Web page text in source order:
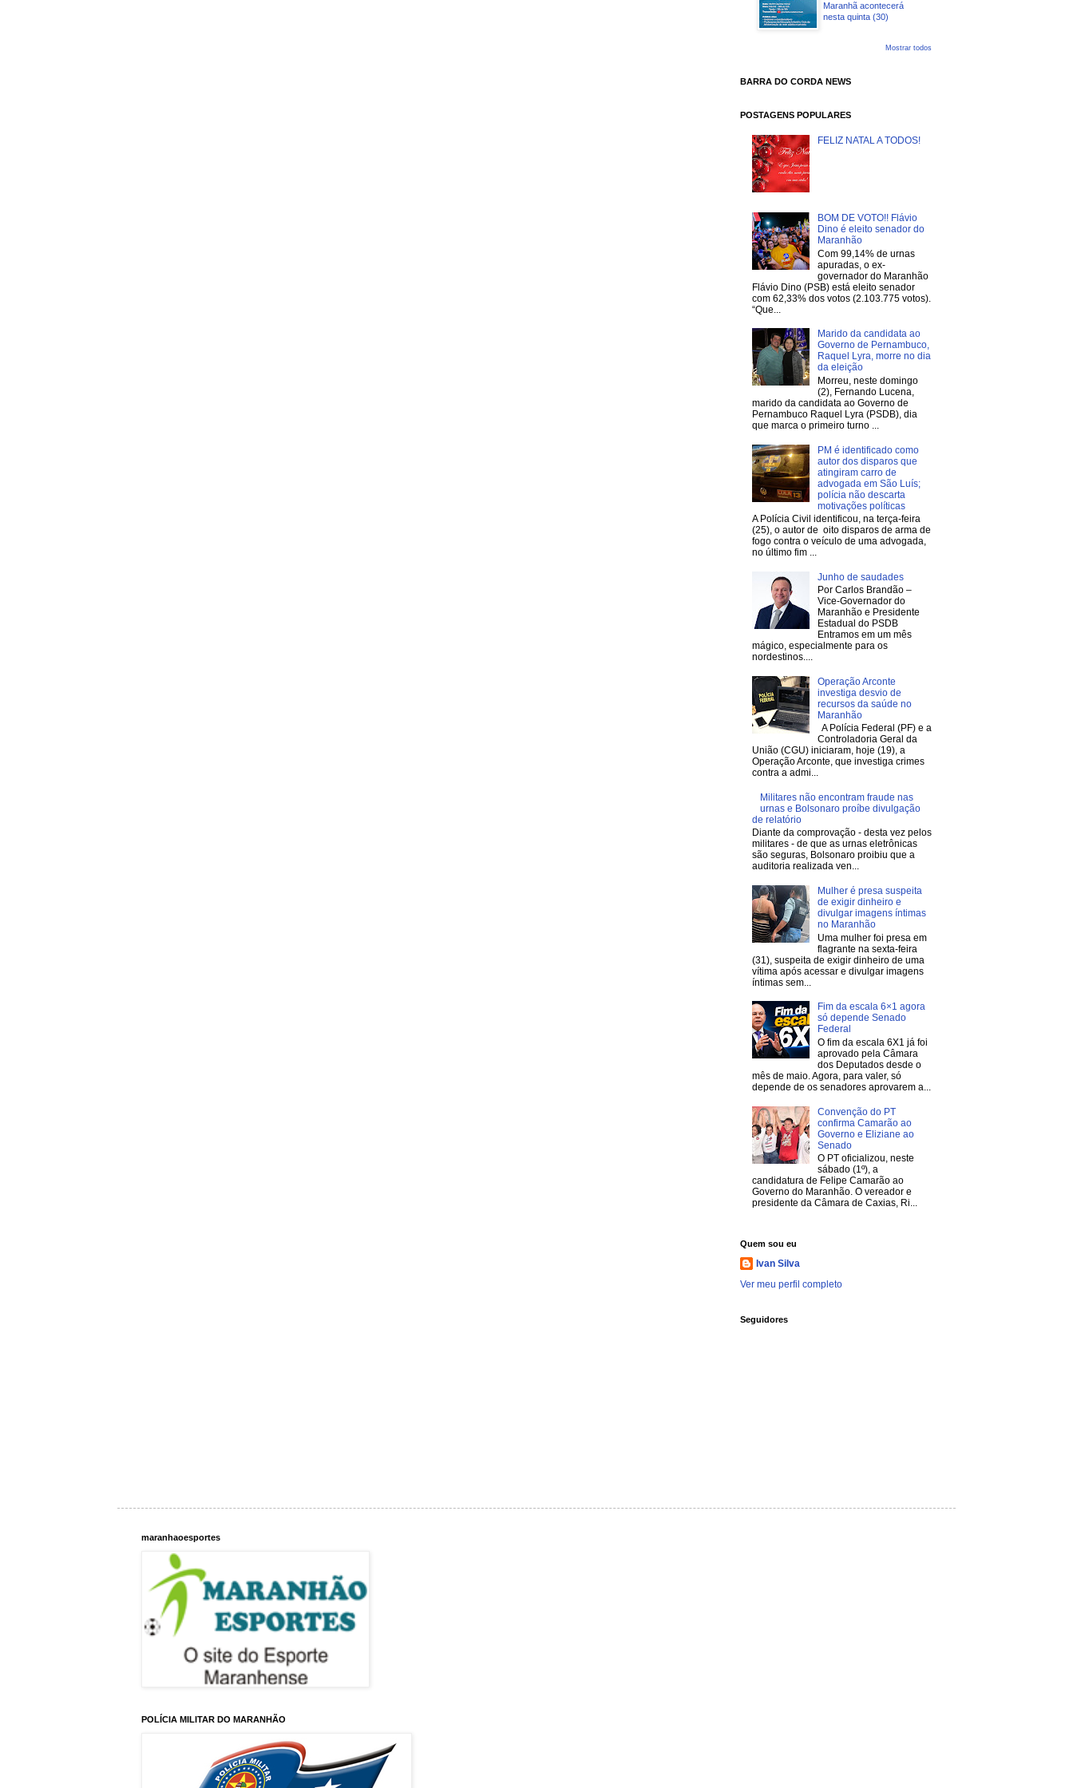
Maranhã acontecerá
nesta quinta (30)
Mostrar todos
BARRA DO CORDA NEWS
POSTAGENS POPULARES
FELIZ NATAL A TODOS!
BOM DE VOTO!! Flávio
Dino é eleito senador do
Maranhão
Com 99,14% de urnas
apuradas, o ex-
governador do Maranhão
Flávio Dino (PSB) está eleito senador
com 62,33% dos votos (2.103.775 votos).
“Que...
Marido da candidata ao
Governo de Pernambuco,
Raquel Lyra, morre no dia
da eleição
Morreu, neste domingo
(2), Fernando Lucena,
marido da candidata ao Governo de
Pernambuco Raquel Lyra (PSDB), dia
que marca o primeiro turno ...
PM é identificado como
autor dos disparos que
atingiram carro de
advogada em São Luís;
polícia não descarta
motivações políticas
A Polícia Civil identificou, na terça-feira
(25), o autor de oito disparos de arma de
fogo contra o veículo de uma advogada,
no último fim ...
Junho de saudades
Por Carlos Brandão –
Vice-Governador do
Maranhão e Presidente
Estadual do PSDB
Entramos em um mês
mágico, especialmente para os
nordestinos....
Operação Arconte
investiga desvio de
recursos da saúde no
Maranhão
A Polícia Federal (PF) e a
Controladoria Geral da
União (CGU) iniciaram, hoje (19), a
Operação Arconte, que investiga crimes
contra a admi...
Militares não encontram fraude nas
urnas e Bolsonaro proíbe divulgação
de relatório
Diante da comprovação - desta vez pelos
militares - de que as urnas eletrônicas
são seguras, Bolsonaro proibiu que a
auditoria realizada ven...
Mulher é presa suspeita
de exigir dinheiro e
divulgar imagens íntimas
no Maranhão
Uma mulher foi presa em
flagrante na sexta-feira
(31), suspeita de exigir dinheiro de uma
vítima após acessar e divulgar imagens
íntimas sem...
Fim da escala 6×1 agora
só depende Senado
Federal
O fim da escala 6X1 já foi
aprovado pela Câmara
dos Deputados desde o
mês de maio. Agora, para valer, só
depende de os senadores aprovarem a...
Convenção do PT
confirma Camarão ao
Governo e Eliziane ao
Senado
O PT oficializou, neste
sábado (1º), a
candidatura de Felipe Camarão ao
Governo do Maranhão. O vereador e
presidente da Câmara de Caxias, Ri...
Quem sou eu
Ivan Silva
Ver meu perfil completo
Seguidores
maranhaoesportes
POLÍCIA MILITAR DO MARANHÃO